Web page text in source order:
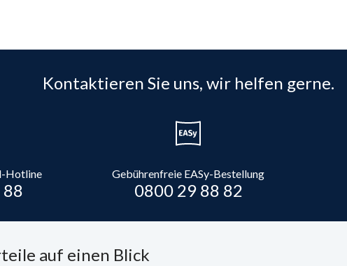
Kontaktieren Sie uns, wir helfen gerne.
Hotline Gebührenfreie EASy-Bestellung
0800 29 88 82
auf einen Blick